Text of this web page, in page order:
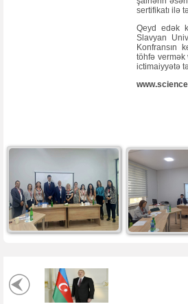
sertifikatı ilə
Qeyd edək
Slavyan
Konfransın
töhfə vermək
ictimaiyyətə